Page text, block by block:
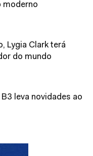
moderno
Lygia Clark terá
do mundo
leva novidades ao